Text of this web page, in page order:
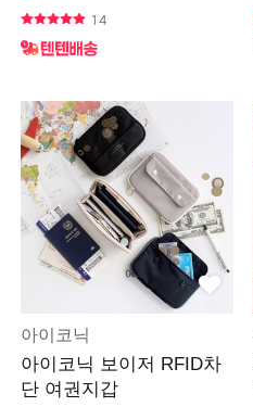
14
아이코닉
아이코닉 보이저 RFID차
단 여권지갑